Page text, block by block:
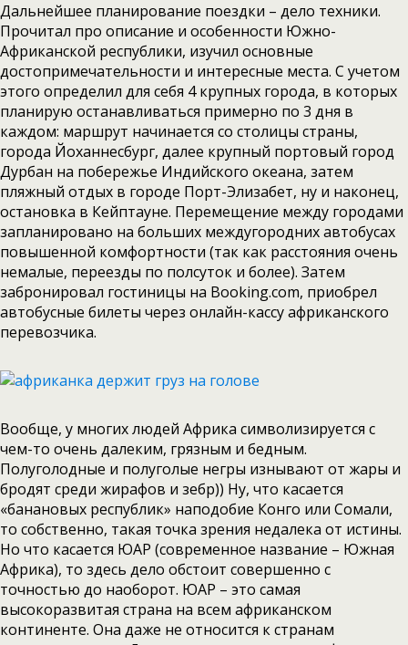
Дальнейшее планирование поездки – дело техники.
Прочитал про описание и особенности Южно-
Африканской республики, изучил основные
достопримечательности и интересные места. С учетом
этого определил для себя 4 крупных города, в которых
планирую останавливаться примерно по 3 дня в
каждом: маршрут начинается со столицы страны,
города Йоханнесбург, далее крупный портовый город
Дурбан на побережье Индийского океана, затем
пляжный отдых в городе Порт-Элизабет, ну и наконец,
остановка в Кейптауне. Перемещение между городами
запланировано на больших междугородних автобусах
повышенной комфортности (так как расстояния очень
немалые, переезды по полсуток и более). Затем
забронировал гостиницы на Booking.com, приобрел
автобусные билеты через онлайн-кассу африканского
перевозчика.
Вообще, у многих людей Африка символизируется с
чем-то очень далеким, грязным и бедным.
Полуголодные и полуголые негры изнывают от жары и
бродят среди жирафов и зебр)) Ну, что касается
«банановых республик» наподобие Конго или Сомали,
то собственно, такая точка зрения недалека от истины.
Но что касается ЮАР (современное название – Южная
Африка), то здесь дело обстоит совершенно с
точностью до наоборот. ЮАР – это самая
высокоразвитая страна на всем африканском
континенте. Она даже не относится к странам